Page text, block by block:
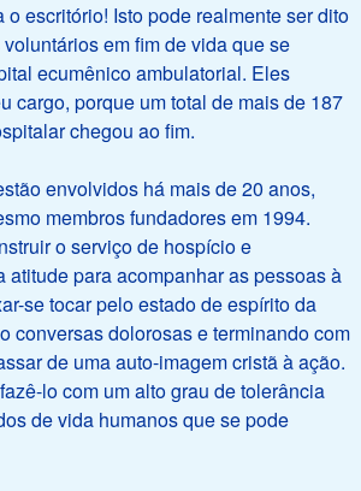
o escritório! Isto pode realmente ser dito
em fim de vida que se
ecumênico ambulatorial. Eles
cargo, porque um total de mais de 187
chegou ao fim.
envolvidos há mais de 20 anos,
membros fundadores em 1994.
o serviço de hospício e
atitude para acompanhar as pessoas à
se tocar pelo estado de espírito da
conversas dolorosas e terminando com
de uma auto-imagem cristã à ação.
lo com um alto grau de tolerância
de vida humanos que se pode